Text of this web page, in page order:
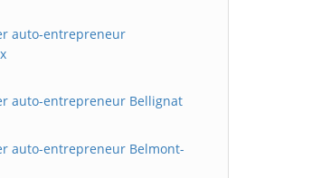
auto-entrepreneur
auto-entrepreneur Bellignat
auto-entrepreneur Belmont-